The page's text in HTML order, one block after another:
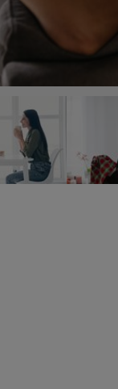
un bărbat să